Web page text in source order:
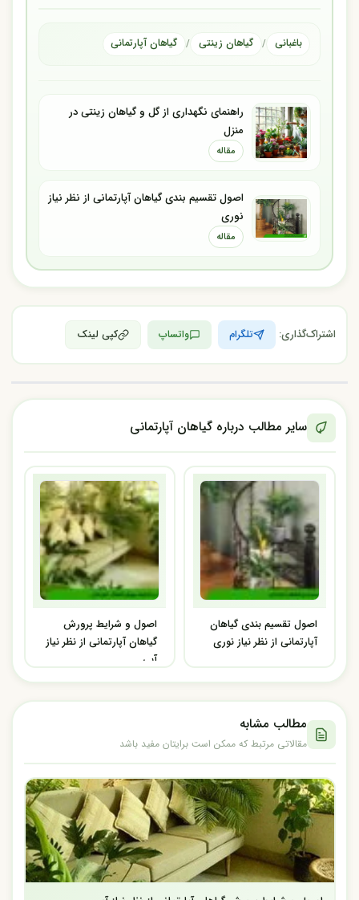
باغبانی / گیاهان زینتی / گیاهان آپارتمانی
راهنمای نگهداری از گل و گیاهان زینتی در
منزل
مقاله
اصول تقسیم بندی گیاهان آپارتمانی از نظر نیاز
نوری
مقاله
اشتراک‌گذاری: تلگرام واتساپ کپی لینک
سایر مطالب درباره گیاهان آپارتمانی
اصول تقسیم بندی گیاهان
آپارتمانی از نظر نیاز نوری
اصول و شرایط پرورش
گیاهان آپارتمانی از نظر نیاز
آبی
مطالب مشابه
مقالاتی مرتبط که ممکن است برایتان مفید باشد